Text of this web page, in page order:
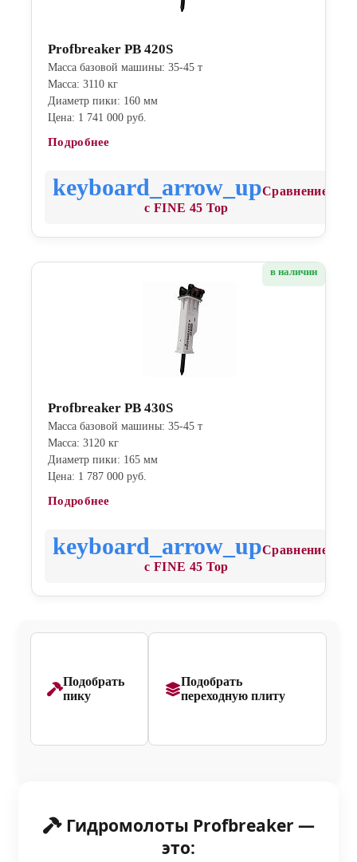
Profbreaker PB 420S
Масса базовой машины: 35-45 т
Масса: 3110 кг
Диаметр пики: 160 мм
Цена: 1 741 000 руб.
Подробнее
Сравнение
с FINE 45 Top
в наличии
Profbreaker PB 430S
Масса базовой машины: 35-45 т
Масса: 3120 кг
Диаметр пики: 165 мм
Цена: 1 787 000 руб.
Подробнее
Сравнение
с FINE 45 Top
Подобрать
пику
Подобрать
переходную плиту
Гидромолоты Profbreaker —
это: